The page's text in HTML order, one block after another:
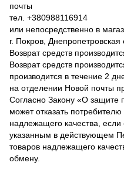
почты
тел. +380988116914
или непосредственно в
г. Покров, Днепропетровская
Возврат средств
Возврат средств
производится в течение 2
на отделении Новой почты
Согласно Закону «О защите
может отказать
надлежащего качества, если
указанным в действующем
товаров надлежащего
обмену.